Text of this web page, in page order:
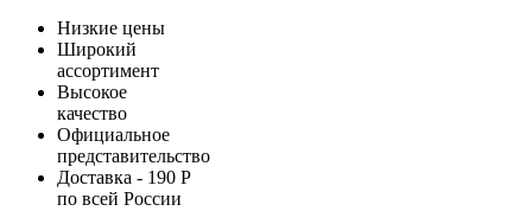
Низкие цены
Широкий
ассортимент
Высокое
качество
Официальное
представительство
Доставка - 190 Р
по всей России